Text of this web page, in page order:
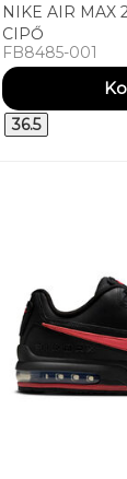
NIKE AIR MAX
CIPŐ
FB8485-001
36.5